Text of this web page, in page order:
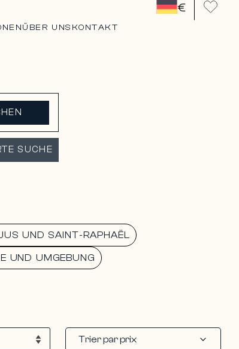
€
ÜBER UNS KONTAKT
SUCHE
UND SAINT-RAPHAËL
UND UMGEBUNG
Trier par prix